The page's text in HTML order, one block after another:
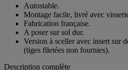
Banc New York modèle double
Autostable.
Montage facile, livré avec visserie.
Fabrication française.
A poser sur sol dur.
Version à sceller avec insert sur